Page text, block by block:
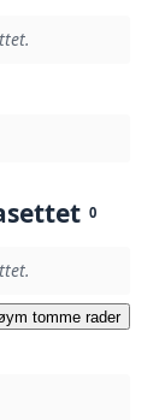
0
tomme rader